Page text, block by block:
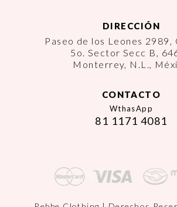
DIRECCIÓN
Paseo de los Leones 2989,
5o. Sector Secc B,
Monterrey, N.L.,
CONTACTO
WthasApp
81 1171 4081